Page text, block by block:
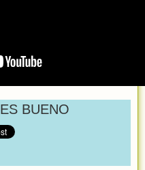
BUENO